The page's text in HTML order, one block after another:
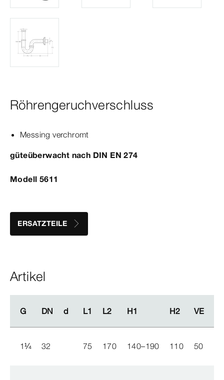
Röhrengeruchverschluss
Messing verchromt
güteüberwacht nach DIN EN 274
Modell 5611
ERSATZTEILE
Artikel
G DN d L1 L2 H1 H2 VE
G DN d L1 L2 H1 H2 VE
1¼ 32 75 170 140–190 110 50